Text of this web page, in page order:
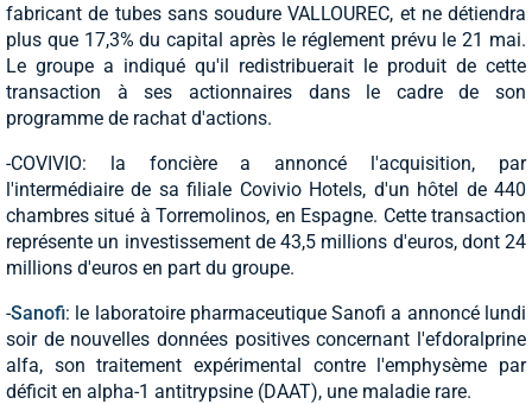
fabricant de tubes sans soudure VALLOUREC, et ne détiendra
plus que 17,3% du capital après le réglement prévu le 21 mai.
Le groupe a indiqué qu'il redistribuerait le produit de cette
transaction à ses actionnaires dans le cadre de son
programme de rachat d'actions.
-COVIVIO: la foncière a annoncé l'acquisition, par
l'intermédiaire de sa filiale Covivio Hotels, d'un hôtel de 440
chambres situé à Torremolinos, en Espagne. Cette transaction
représente un investissement de 43,5 millions d'euros, dont 24
millions d'euros en part du groupe.
-Sanofi: le laboratoire pharmaceutique Sanofi a annoncé lundi
soir de nouvelles données positives concernant l'efdoralprine
alfa, son traitement expérimental contre l'emphysème par
déficit en alpha-1 antitrypsine (DAAT), une maladie rare.